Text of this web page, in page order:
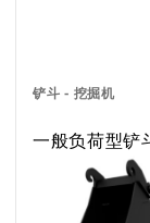
铲斗 - 挖掘机
一般负荷型